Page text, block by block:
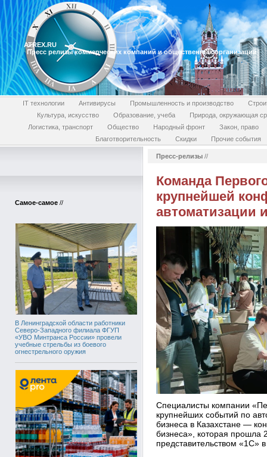
ATREX.RU
Пресс релизы коммерческих компаний и общественных организаций
IT технологии Антивирусы Промышленность и производство
Культура, искусство
Образование, учеба
Природа, окружающая
Логистика, транспорт
Общество Народный фронт
Закон, право
Благотворительность
Скидки Прочие события
Самое-самое //
В Ленинградской области работники
Северо-Западного филиала ФГУП
«УВО Минтранса России» провели
учебные стрельбы из боевого
огнестрельного оружия
Пресс-релизы //
Команда
крупнейшей
автоматизации
Специалисты компании
крупнейших событий по
бизнеса в Казахстане —
бизнеса», которая прошла
представительством «1С»